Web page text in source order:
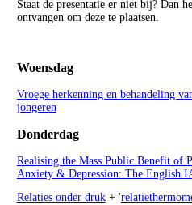
Staat de presentatie er niet bij? Dan
ontvangen om deze te plaatsen.
Woensdag
Vroege herkenning en behandeling
jongeren
Donderdag
Realising the Mass Public Benefit of
Anxiety & Depression: The English
Relaties onder druk+ '